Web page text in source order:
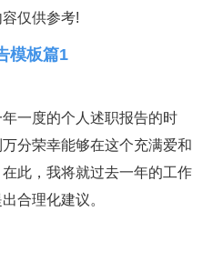
仅供参考!
模板篇1
一度的个人述职报告的时
分荣幸能够在这个充满爱和
此，我将就过去一年的工作
合理化建议。